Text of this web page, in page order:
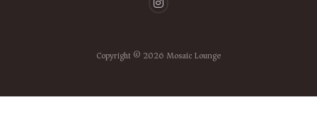
Copyright © 2026 Mosaic Lounge